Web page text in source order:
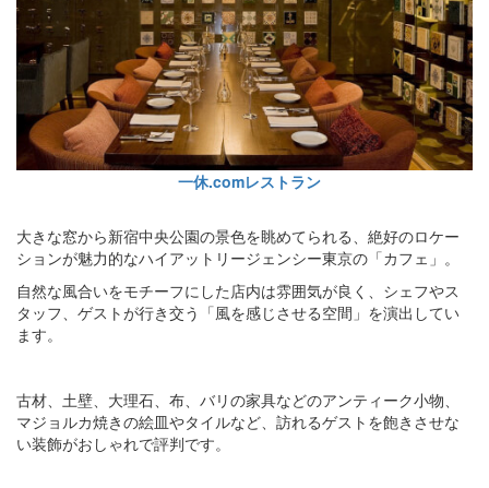
一休.comレストラン
大きな窓から新宿中央公園の景色を眺めてられる、絶好のロケー
ションが魅力的なハイアットリージェンシー東京の「カフェ」。
自然な風合いをモチーフにした店内は雰囲気が良く、シェフやス
タッフ、ゲストが行き交う「風を感じさせる空間」を演出してい
ます。
古材、土壁、大理石、布、バリの家具などのアンティーク小物、
マジョルカ焼きの絵皿やタイルなど、訪れるゲストを飽きさせな
い装飾がおしゃれで評判です。